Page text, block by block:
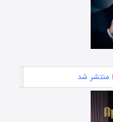
منتشر شد